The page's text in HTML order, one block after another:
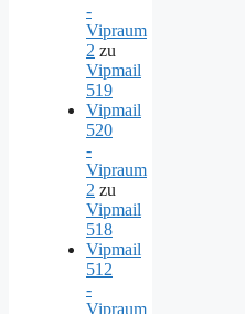
-
Vipraum
2 zu
Vipmail
519
Vipmail
520
-
Vipraum
2 zu
Vipmail
518
Vipmail
512
-
Vipraum